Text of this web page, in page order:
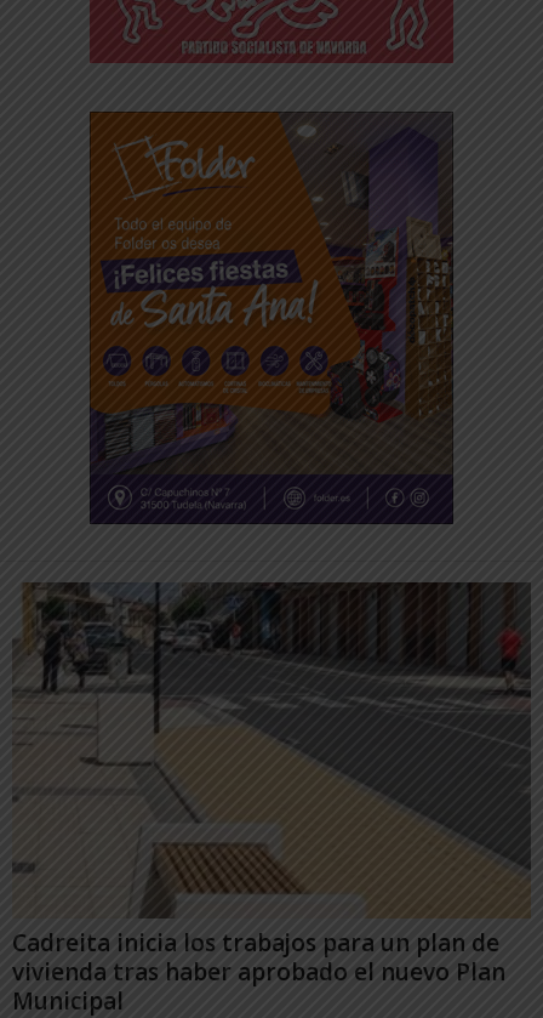
Cadreita inicia los trabajos para un plan de
vivienda tras haber aprobado el nuevo Plan
Municipal